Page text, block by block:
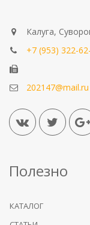
Калуга,
+7 (953) 322-
202147@mail.ru
Полезно
КАТАЛОГ